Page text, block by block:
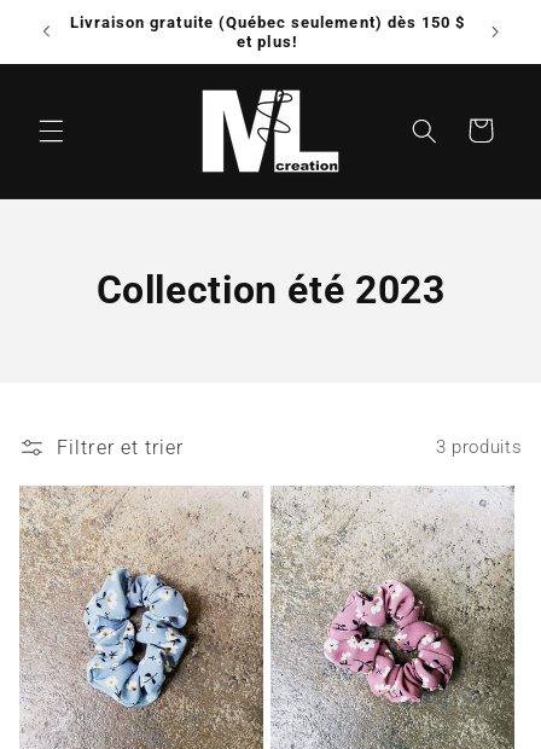
passer
contenu
Livraison gratuite (Québec seulement) dès 150 $
et plus!
Panier
C
l
e
c
t
i
o
n
Collection été 2023
Filtrer et trier 3 produits